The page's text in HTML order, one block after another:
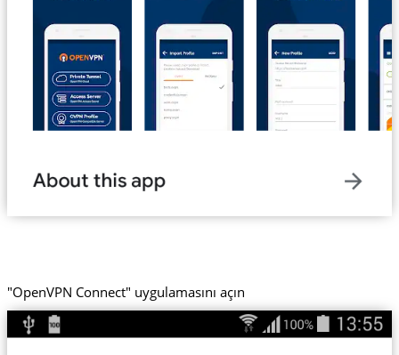
"OpenVPN Connect" uygulamasını açın